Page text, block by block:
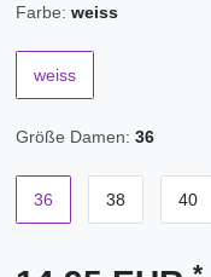
Farbe: weiss
weiss
Größe Damen: 36
36 38 40